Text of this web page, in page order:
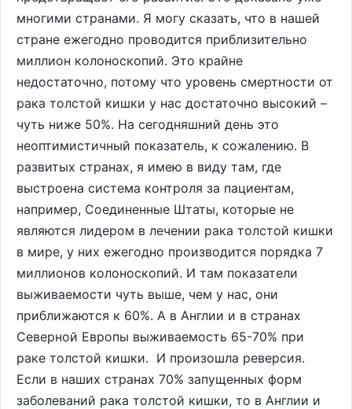
многими странами. Я могу сказать, что в нашей
стране ежегодно проводится приблизительно
миллион колоноскопий. Это крайне
недостаточно, потому что уровень смертности от
рака толстой кишки у нас достаточно высокий –
чуть ниже 50%. На сегодняшний день это
неоптимистичный показатель, к сожалению. В
развитых странах, я имею в виду там, где
выстроена система контроля за пациентам,
например, Соединенные Штаты, которые не
являются лидером в лечении рака толстой кишки
в мире, у них ежегодно производится порядка 7
миллионов колоноскопий. И там показатели
выживаемости чуть выше, чем у нас, они
приближаются к 60%. А в Англии и в странах
Северной Европы выживаемость 65-70% при
раке толстой кишки. И произошла реверсия.
Если в наших странах 70% запущенных форм
заболеваний рака толстой кишки, то в Англии и